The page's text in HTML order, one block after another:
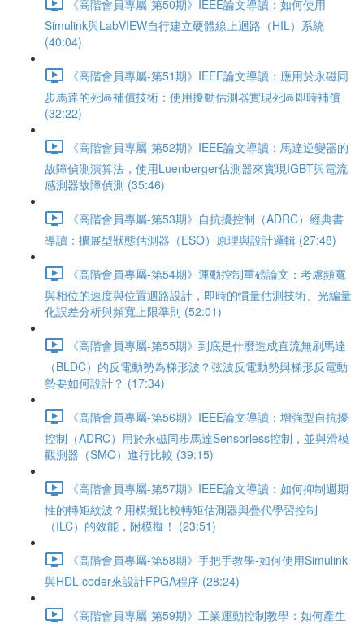
《高階會員專屬-第50期》IEEE論文導讀：如何使用
Simulink與LabVIEW自行建立硬體線上迴路（HIL）系統
(40:04)
《高階會員專屬-第51期》IEEE論文導讀：應用於永磁同
步馬達的死區補償技術：使用擾動估測器實現死區即時補償
(32:22)
《高階會員專屬-第52期》IEEE論文導讀：馬達逆變器的
故障偵測演算法，使用Luenberger估測器來實現IGBT與電流
感測器故障偵測 (35:46)
《高階會員專屬-第53期》自抗擾控制（ADRC）經典書
導讀：擴展型狀態估測器（ESO）原理與設計邏輯 (27:48)
《高階會員專屬-第54期》運動控制重磅論文：考慮頻寬
與相位的速度與位置迴路設計，即時的慣量估測技術、光編量
化誤差分析與頻寬上限準則 (52:01)
《高階會員專屬-第55期》到底是什麼造成直流無刷馬達
（BLDC）的反電動勢為梯形波？弦波反電動勢與梯形反電動
勢要如何設計？ (17:34)
《高階會員專屬-第56期》IEEE論文導讀：增強型自抗擾
控制（ADRC）用於永磁同步馬達Sensorless控制，並與滑模
觀測器（SMO）進行比較 (39:15)
《高階會員專屬-第57期》IEEE論文導讀：如何抑制週期
性的轉矩紋波？用模擬比較轉矩估測器與疊代學習控制
（ILC）的效能，附模擬！ (23:51)
《高階會員專屬-第58期》手把手教學-如何使用Simulink
與HDL coder來設計FPGA程序 (28:24)
《高階會員專屬-第59期》工業運動控制教學：如何產生